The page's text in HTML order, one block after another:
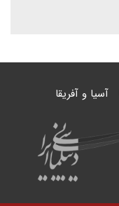
آسیا و آفریقا